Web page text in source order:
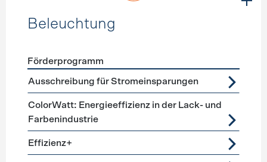
Beleuchtung
Förderprogramme Beleuchtung
Förderprogramm
Ausschreibung für Stromeinsparungen
ColorWatt: Energieeffizienz in der Lack- und
Farbenindustrie
Effizienz+